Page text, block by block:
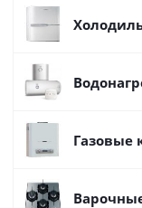
Газовые